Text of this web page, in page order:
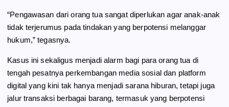
“Pengawasan dari orang tua sangat diperlukan agar anak-anak
tidak terjerumus pada tindakan yang berpotensi melanggar
hukum,” tegasnya.
Kasus ini sekaligus menjadi alarm bagi para orang tua di
tengah pesatnya perkembangan media sosial dan platform
digital yang kini tak hanya menjadi sarana hiburan, tetapi juga
jalur transaksi berbagai barang, termasuk yang berpotensi